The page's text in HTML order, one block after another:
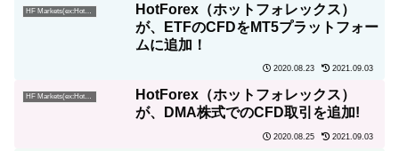
HF Markets(ex:HotForex)
HotForex（ホットフォレックス）
が、ETFのCFDをMT5プラットフォー
ムに追加！
2020.08.23 2021.09.03
HF Markets(ex:HotForex)
HotForex（ホットフォレックス）
が、DMA株式でのCFD取引を追加!
2020.08.25 2021.09.03